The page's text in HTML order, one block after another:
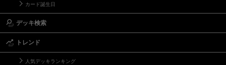
カード誕生日
デッキ検索
トレンド
人気デッキランキング